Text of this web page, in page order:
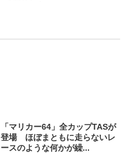
「マリカー64」全カップTASが
登場 ほぼまともに走らないレ
ースのような何かが繰...